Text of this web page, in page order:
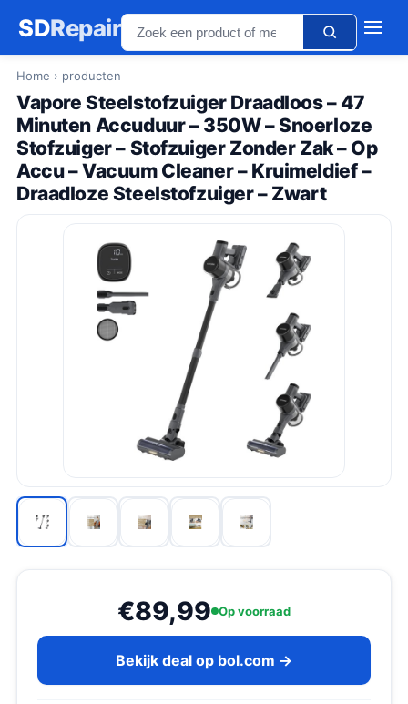
SDRepair
Home › producten
Vapore Steelstofzuiger Draadloos – 47
Minuten Accuduur – 350W – Snoerloze
Stofzuiger – Stofzuiger Zonder Zak – Op
Accu – Vacuum Cleaner – Kruimeldief –
Draadloze Steelstofzuiger – Zwart
€89,99 Op voorraad
Bekijk deal op bol.com →